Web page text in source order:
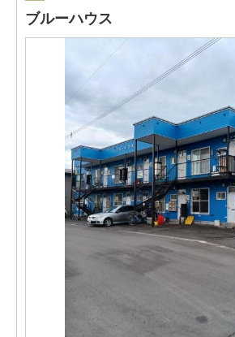
ブルーハウス